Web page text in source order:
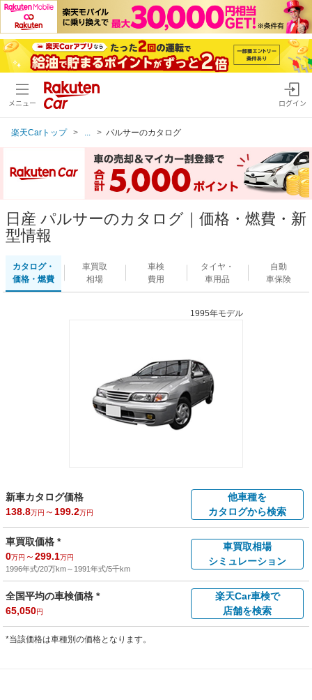
メニュー ログイン
楽天Carトップ パルサーのカタログ
日産 パルサーのカタログ｜価格・燃費・新
型情報
カタログ・
価格・燃費
車買取
相場
車検
費用
タイヤ・
車用品
自動
車保険
1995年モデル
新車カタログ価格
138.8万円 ～ 199.2万円
他車種を
カタログから検索
車買取価格 *
0万円 ～299.1万円
1996年式/20万km～ 1991年式/5千km
車買取相場
シミュレーション
全国平均の車検価格 *
65,050円
楽天Car車検で
店舗を検索
*当該価格は車種別の価格となります。